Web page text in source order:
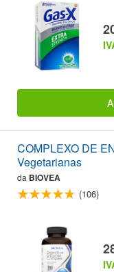
COMPLEXO DE
Vegetarianas
da BIOVEA
(106)